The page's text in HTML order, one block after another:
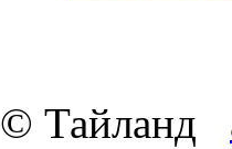
© Тайланд